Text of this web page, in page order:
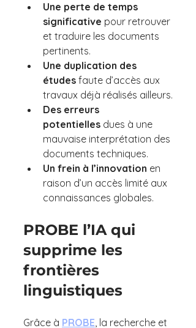
Une perte de temps
significative pour retrouver
et traduire les documents
pertinents.
Une duplication des
études faute d’accès aux
travaux déjà réalisés ailleurs.
Des erreurs
potentielles dues à une
mauvaise interprétation des
documents techniques.
Un frein à l’innovation en
raison d’un accès limité aux
connaissances globales.
PROBE l’IA qui
supprime les
frontières
linguistiques
Grâce à PROBE, la recherche et